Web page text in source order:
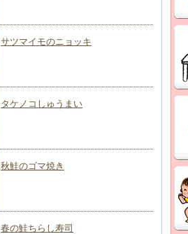
サツマイモのニョッキ
タケノコしゅうまい
秋鮭のゴマ焼き
春の鮭ちらし寿司